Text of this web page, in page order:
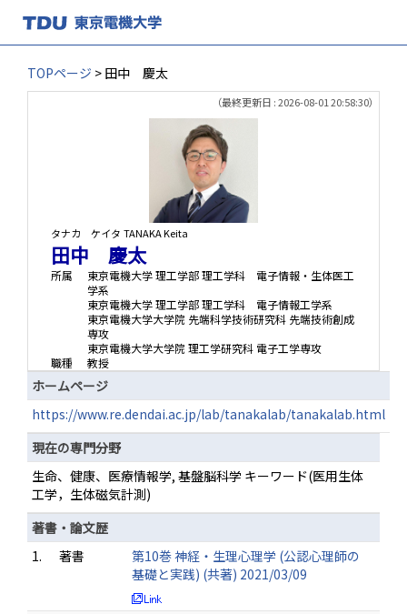
TOPページ > 田中 慶太
（最終更新日 : 2026-08-01 20:58:30）
タナカ ケイタ TANAKA Keita
田中 慶太
所属
東京電機大学 理工学部 理工学科 電子情報・生体医工
学系
東京電機大学 理工学部 理工学科 電子情報工学系
東京電機大学大学院 先端科学技術研究科 先端技術創成
専攻
東京電機大学大学院 理工学研究科 電子工学専攻
職種
教授
ホームページ
https://www.re.dendai.ac.jp/lab/tanakalab/tanakalab.html
現在の専門分野
生命、健康、医療情報学, 基盤脳科学 キーワード(医用生体
工学，生体磁気計測)
著書・論文歴
1.
著書
第10巻 神経・生理心理学 (公認心理師の
基礎と実践) (共著) 2021/03/09